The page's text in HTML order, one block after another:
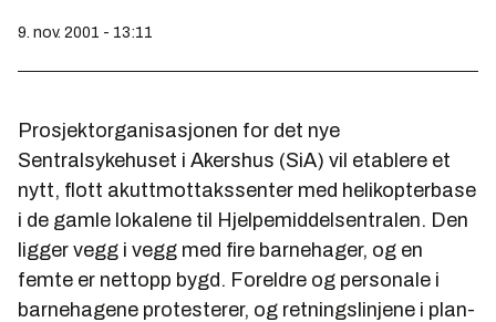
9. nov. 2001 - 13:11
Prosjektorganisasjonen for det nye
Sentralsykehuset i Akershus (SiA) vil etablere et
nytt, flott akuttmottakssenter med helikopterbase
i de gamle lokalene til Hjelpemiddelsentralen. Den
ligger vegg i vegg med fire barnehager, og en
femte er nettopp bygd. Foreldre og personale i
barnehagene protesterer, og retningslinjene i plan-